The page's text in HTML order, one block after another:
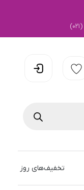
تخفیف‌های روز